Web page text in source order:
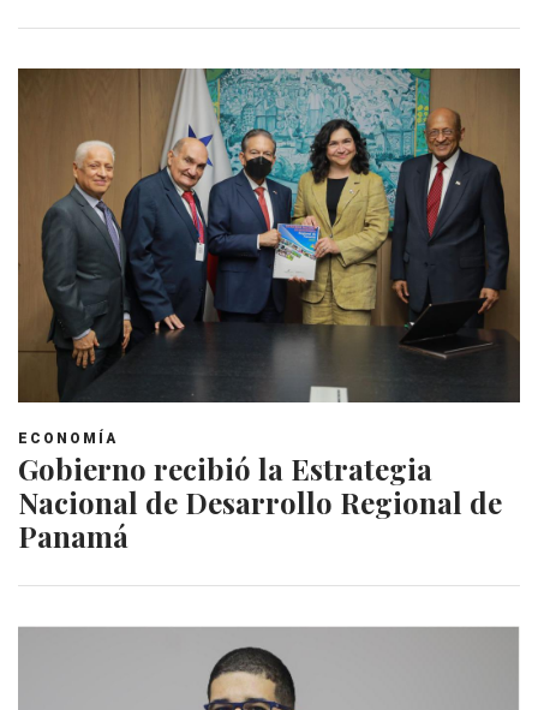
ECONOMÍA
Gobierno recibió la Estrategia
Nacional de Desarrollo Regional de
Panamá